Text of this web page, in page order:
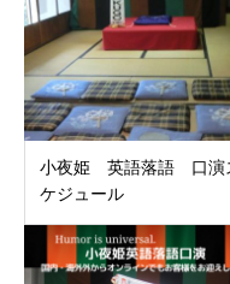
小夜姫 英語落語 口演
ケジュール